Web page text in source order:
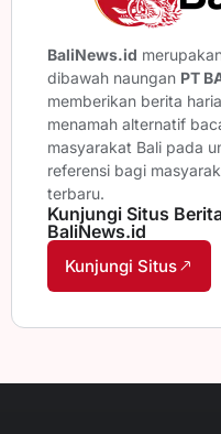
BaliNews.id
dibawah naungan PT
memberikan berita
menamah alternatif
masyarakat Bali pada
referensi bagi
terbaru.
Kunjungi Situs
BaliNews.id
Kunjungi Situs